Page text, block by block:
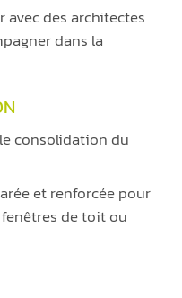
des architectes
dans la
consolidation du
et renforcée pour
de toit ou